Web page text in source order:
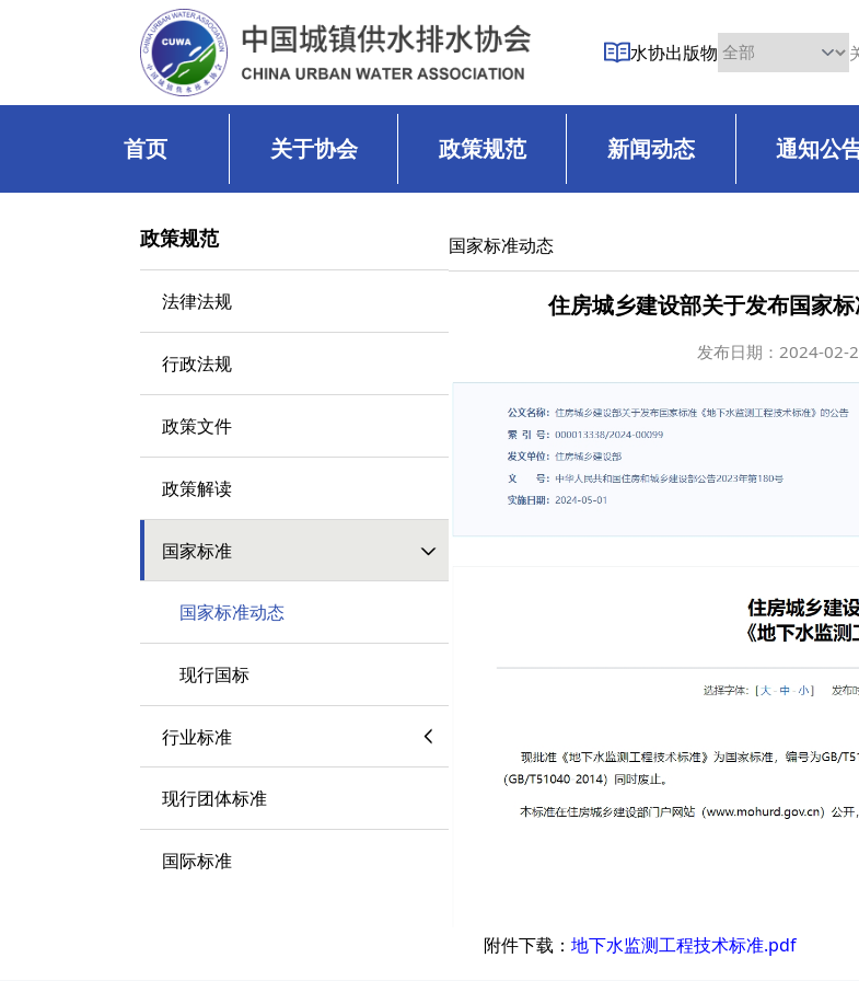
水协出版物
首页 关于协会 政策规范 新闻动态 通知公
政策规范
法律法规
行政法规
政策文件
政策解读
国家标准
国家标准动态
现行国标
行业标准
现行团体标准
国际标准
国家标准动态
住房城乡建设部关于发布国家
发布日期： 2024-02-
附件下载： 地下水监测工程技术标准.pdf